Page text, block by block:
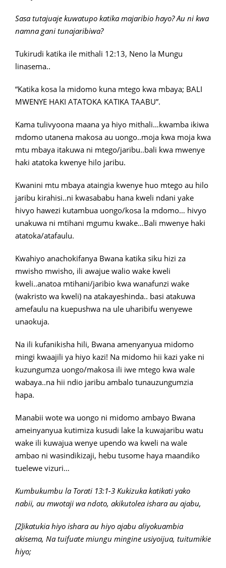
Sasa tutajuaje kuwatupo katika majaribio hayo? Au ni kwa
namna gani tunajaribiwa?
Tukirudi katika ile mithali 12:13, Neno la Mungu
linasema..
“Katika kosa la midomo kuna mtego kwa mbaya; BALI
MWENYE HAKI ATATOKA KATIKA TAABU”.
Kama tulivyoona maana ya hiyo mithali…kwamba ikiwa
mdomo utanena makosa au uongo..moja kwa moja kwa
mtu mbaya itakuwa ni mtego/jaribu..bali kwa mwenye
haki atatoka kwenye hilo jaribu.
Kwanini mtu mbaya ataingia kwenye huo mtego au hilo
jaribu kirahisi..ni kwasababu hana kweli ndani yake
hivyo hawezi kutambua uongo/kosa la mdomo… hivyo
unakuwa ni mtihani mgumu kwake…Bali mwenye haki
atatoka/atafaulu.
Kwahiyo anachokifanya Bwana katika siku hizi za
mwisho mwisho, ili awajue walio wake kweli
kweli..anatoa mtihani/jaribio kwa wanafunzi wake
(wakristo wa kweli) na atakayeshinda.. basi atakuwa
amefaulu na kuepushwa na ule uharibifu wenyewe
unaokuja.
Na ili kufanikisha hili, Bwana amenyanyua midomo
mingi kwaajili ya hiyo kazi! Na midomo hii kazi yake ni
kuzungumza uongo/makosa ili iwe mtego kwa wale
wabaya..na hii ndio jaribu ambalo tunauzungumzia
hapa.
Manabii wote wa uongo ni midomo ambayo Bwana
ameinyanyua kutimiza kusudi lake la kuwajaribu watu
wake ili kuwajua wenye upendo wa kweli na wale
ambao ni wasindikizaji, hebu tusome haya maandiko
tuelewe vizuri…
Kumbukumbu la Torati 13:1-3 Kukizuka katikati yako
nabii, au mwotaji wa ndoto, akikutolea ishara au ajabu,
[2]ikatukia hiyo ishara au hiyo ajabu aliyokuambia
akisema, Na tuifuate miungu mingine usiyoijua, tuitumikie
hiyo;